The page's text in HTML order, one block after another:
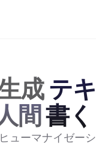
成テ
間 書く
ューマナイゼー